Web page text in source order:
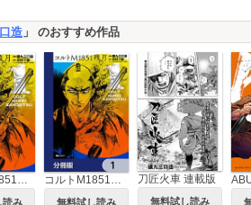
造 」 のおすすめ作品
コルトM1851残月
読み
コルトM1851残月【分冊版】
無料試し読み
刀匠火車 連載版
無料試し読み